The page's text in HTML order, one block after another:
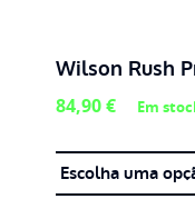
Wilson Rush
84,90€ Em